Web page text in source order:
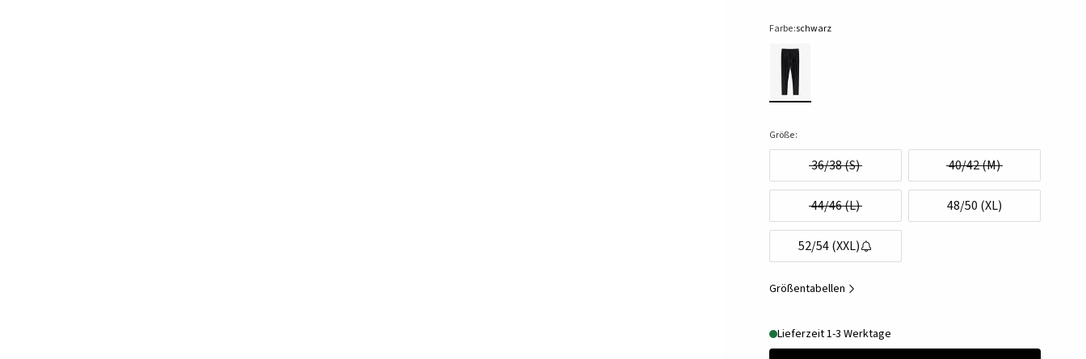
Farbe:schwarz
Größe:
36/38 (S) 40/42 (M)
44/46 (L) 48/50 (XL)
52/54 (XXL)
Größentabellen
Lieferzeit 1-3 Werktage